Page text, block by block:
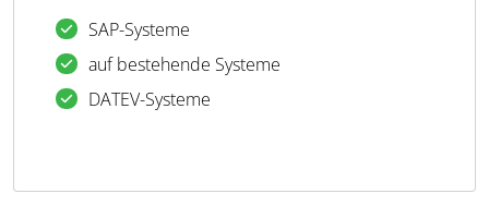
SAP-Systeme
auf bestehende Systeme
DATEV-Systeme